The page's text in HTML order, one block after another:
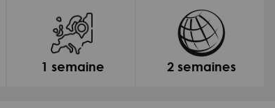
1 semaine 2 semaines